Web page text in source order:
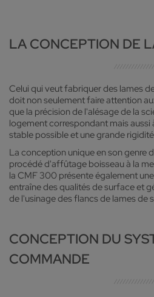
LA CONCEPTION DE
Celui qui veut fabriquer des lames
doit non seulement faire attention
que la précision de l'alésage de la
logement correspondant mais aussi
stable possible et une grande
La conception unique en son genre
procédé d'affûtage boisseau à la
la CMF 300 présente également
entraîne des qualités de surface et
de l'usinage des flancs de lames de
CONCEPTION DU
COMMANDE